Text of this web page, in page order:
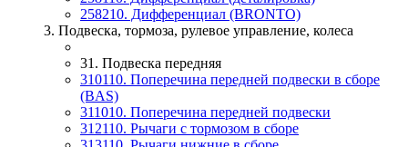
258210. Дифференциал (BRONTO)
3. Подвеска, тормоза, рулевое управление, колеса
31. Подвеска передняя
310110. Поперечина передней подвески в сборе
(BAS)
311010. Поперечина передней подвески
312110. Рычаги с тормозом в сборе